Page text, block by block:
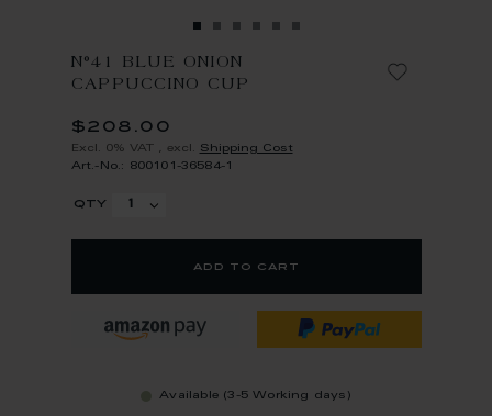
N°41 BLUE ONION
CAPPUCCINO CUP
$208.00
Excl. 0% VAT excl. Shipping Cost
Art.-No.: 800101-36584-1
qty
add to cart
Available (3-5 Working days)